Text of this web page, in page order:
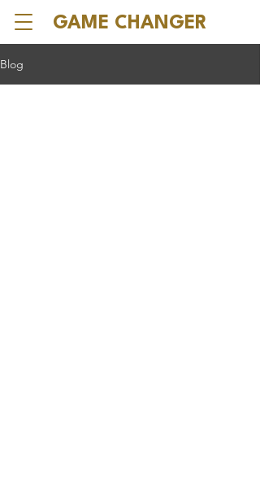
GAME CHANGER
Blog